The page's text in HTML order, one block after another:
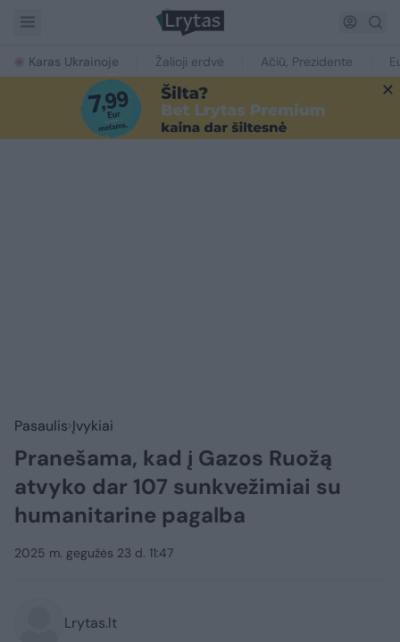
Karas Ukrainoje Žalioji erdvė Ačiū, Prezidente
Pasaulis Įvykiai
Pranešama, kad į Gazos Ruožą
atvyko dar 107 sunkvežimiai su
humanitarine pagalba
2025 m. gegužės 23 d. 11:47
Lrytas.lt